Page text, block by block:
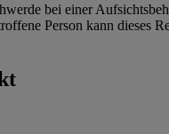
bei einer
Person kann dieses